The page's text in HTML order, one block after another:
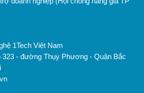
1Tech Việt Nam
- đường Thụy Phương - Quận Bắc